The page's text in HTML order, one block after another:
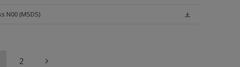
N00 (MSDS)
2